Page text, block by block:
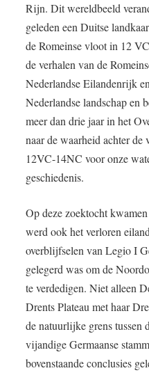
Rijn. Dit wereldbeeld
geleden een Duitse
de Romeinse vloot in 12
de verhalen van de
Nederlandse Eilandenrijk
Nederlandse landschap en
meer dan drie jaar in het
naar de waarheid achter
12VC-14NC voor onze
geschiedenis.
Op deze zoektocht
werd ook het verloren
overblijfselen van Legio I
gelegerd was om de
te verdedigen. Niet alleen
Drents Plateau met haar
de natuurlijke grens tussen
vijandige Germaanse
bovenstaande conclusies